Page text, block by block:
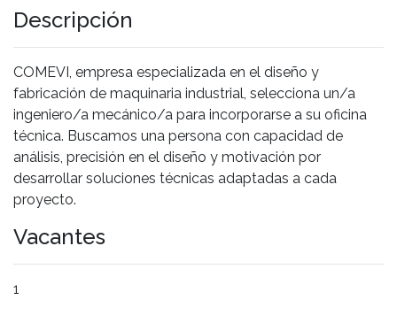
Descripción
COMEVI, empresa especializada en el diseño y
fabricación de maquinaria industrial, selecciona un/a
ingeniero/a mecánico/a para incorporarse a su oficina
técnica. Buscamos una persona con capacidad de
análisis, precisión en el diseño y motivación por
desarrollar soluciones técnicas adaptadas a cada
proyecto.
Vacantes
1